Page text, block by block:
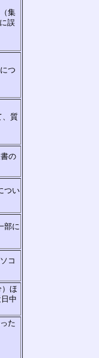
集
誤
つ
、質
の
つい
部に
コ
ほ
中
た